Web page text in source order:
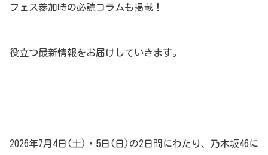
フェス参加時の必読コラムも掲載！
役立つ最新情報をお届けしていきます。
2026年7月4日(土)・5日(日)の2日間にわたり、乃木坂46に